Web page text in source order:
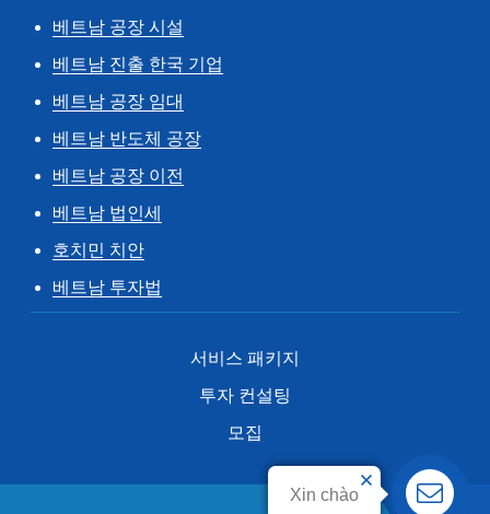
Xin chào
베트남 공장 시설
베트남 진출 한국 기업
베트남 공장 임대
베트남 반도체 공장
베트남 공장 이전
베트남 법인세
호치민 치안
베트남 투자법
서비스 패키지
투자 컨설팅
모집